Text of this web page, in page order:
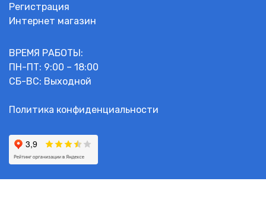
Регистрация
Интернет магазин
ВРЕМЯ РАБОТЫ:
ПН-ПТ: 9:00 – 18:00
СБ-ВС: Выходной
Политика конфиденциальности